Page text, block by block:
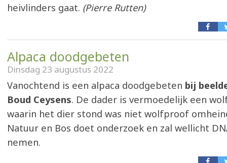
heivlinders gaat. (Pierre Rutten)
Alpaca doodgebeten
Dinsdag 23 augustus 2022
Vanochtend is een alpaca doodgebeten bij
Boud Ceysens. De dader is vermoedelijk een
waarin het dier stond was niet wolfproof
Natuur en Bos doet onderzoek en zal wellicht
nemen.